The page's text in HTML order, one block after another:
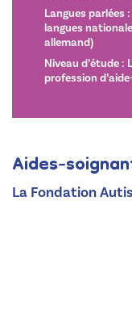
Langues parlées
langues
allemand)
Niveau d’étude :
profession
Aides-
La Fondation